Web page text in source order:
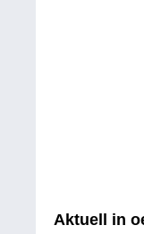
Aktuell in